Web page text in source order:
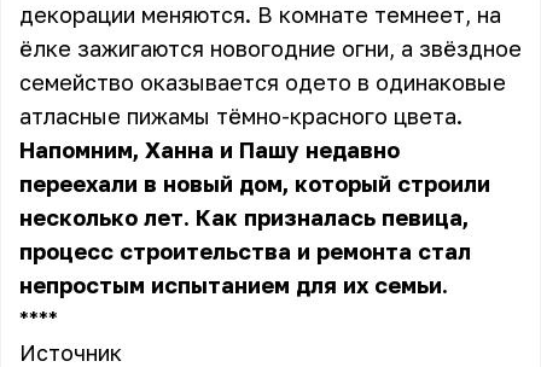
декорации меняются. В комнате темнеет, на
ёлке зажигаются новогодние огни, а звёздное
семейство оказывается одето в одинаковые
атласные пижамы тёмно-красного цвета.
Напомним, Ханна и Пашу недавно
переехали в новый дом, который строили
несколько лет. Как призналась певица,
процесс строительства и ремонта стал
непростым испытанием для их семьи.
** **
Источник